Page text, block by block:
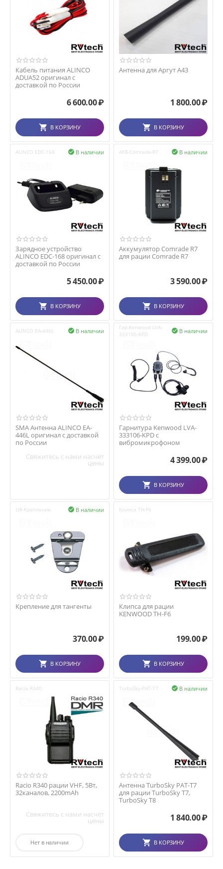
Кабель питания ALINCO
ADUA52 оригинал с
доставкой по России
6 600.00₽
В КОРЗИНУ
Антенна для Аргут А43
1 800.00₽
В КОРЗИНУ
ALINCO EDC-168 В наличии

Зарядное устройство
ALINCO EDC-168 оригинал с
доставкой по России
5 450.00₽
В КОРЗИНУ
АКБ-Comrade-R7 В наличии

Аккумулятор Comrade R7
для рации Comrade R7
3 590.00₽
В КОРЗИНУ
ALINCO EA-446L В наличии

SMA Антенна ALINCO EA-
446L оригинал с доставкой
по России
Свяжитесь с нами насчёт
цены
Гар-Kenwood LVA-
333106-KPD
В наличии

Гарнитура Kenwood LVA-
333106-KPD с
вибромикрофоном
4 399.00₽
В КОРЗИНУ
LIR-Крепление В наличии

Крепление для тангенты
370.00₽
В КОРЗИНУ
Клипса TH-F6
Клипса для рации
KENWOOD TH-F6
199.00₽
В КОРЗИНУ
Racio R340
Racio R340 рации VHF, 5Вт,
32каналов, 2200mAh
Свяжитесь с нами насчёт
цены
Нет в наличии
TurboSky-PAT-T7 В наличии

Антенна TurboSky PAT-T7
для рации TurboSky T7,
TurboSky T8
1 840.00₽
В КОРЗИНУ